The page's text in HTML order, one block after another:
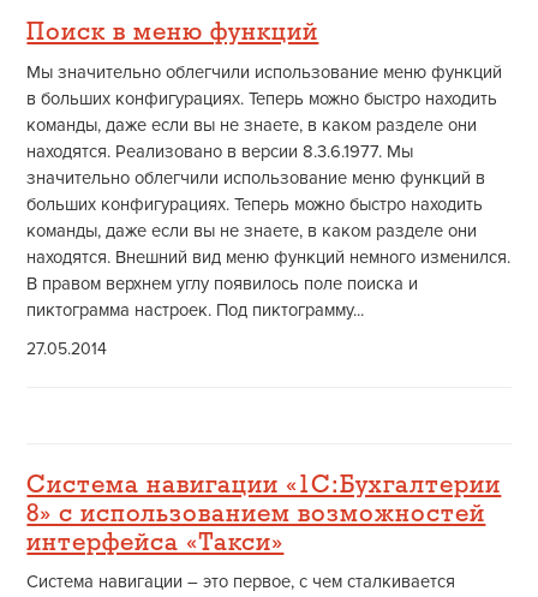
Поиск в меню функций
Мы значительно облегчили использование меню функций
в больших конфигурациях. Теперь можно быстро находить
команды, даже если вы не знаете, в каком разделе они
находятся. Реализовано в версии 8.3.6.1977. Мы
значительно облегчили использование меню функций в
больших конфигурациях. Теперь можно быстро находить
команды, даже если вы не знаете, в каком разделе они
находятся. Внешний вид меню функций немного изменился.
В правом верхнем углу появилось поле поиска и
пиктограмма настроек. Под пиктограмму...
27.05.2014
Система навигации «1С:Бухгалтерии
8» с использованием возможностей
интерфейса «Такси»
Система навигации – это первое, с чем сталкивается